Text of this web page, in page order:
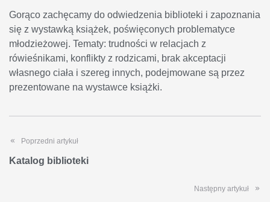
Gorąco zachęcamy do odwiedzenia biblioteki i zapoznania
się z wystawką książek, poświęconych problematyce
młodzieżowej. Tematy: trudności w relacjach z
rówieśnikami, konflikty z rodzicami, brak akceptacji
własnego ciała i szereg innych, podejmowane są przez
prezentowane na wystawce książki.
Poprzedni artykuł
Katalog biblioteki
Następny artykuł